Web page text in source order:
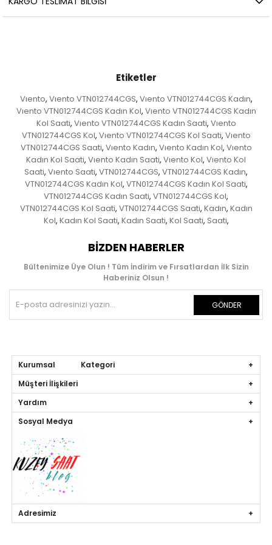
Etiketler
Vıento, Vıento VTN012744CGS, Vıento VTN012744CGS Kadın,
Vıento VTN012744CGS Kadın Kol, Vıento VTN012744CGS Kadın
Kol Saati, Vıento VTN012744CGS Kadın Saati, Vıento
VTN012744CGS Kol, Vıento VTN012744CGS Kol Saati, Vıento
VTN012744CGS Saati, Vıento Kadın, Vıento Kadın Kol, Vıento
Kadın Kol Saati, Vıento Kadın Saati, Vıento Kol, Vıento Kol
Saati, Vıento Saati, VTN012744CGS, VTN012744CGS Kadın,
VTN012744CGS Kadın Kol, VTN012744CGS Kadın Kol Saati,
VTN012744CGS Kadın Saati, VTN012744CGS Kol,
VTN012744CGS Kol Saati, VTN012744CGS Saati, Kadın, Kadın
Kol, Kadın Kol Saati, Kadın Saati, Kol Saati, Saati,
BIZDEN HABERLER
Bültenimize Üye Olun ! Tüm İndirim ve Fırsatlardan İlk Sizin
Haberiniz Olsun !
GÖNDER
Kurumsal Kategori
Müşteri İlişkileri
Yardım
Sosyal Medya
Adresimiz